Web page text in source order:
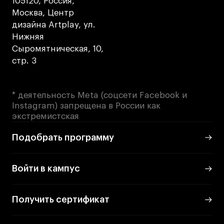
Britanka New Creatives
Fashion Summer
Проект с Microsoft
Войти в кампус
Москва, Центр
дизайна Artplay, ул.
Нижняя
Сыромятническая, 10,
стр. 3
* деятельность Meta (соцсети Facebook и
Instagram) запрещена в России как
экстремистская
Подобрать программу
Войти в кампус
Получить сертификат